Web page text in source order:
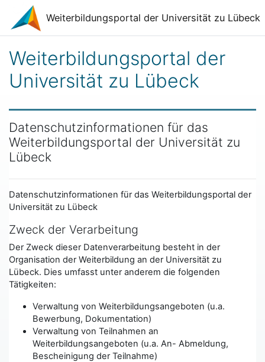
Zum Hauptinhalt
Weiterbildungsportal der Universität zu Lübeck
Weiterbildungsportal der
Universität zu Lübeck
Datenschutzinformationen für das
Weiterbildungsportal der Universität zu
Lübeck
Datenschutzinformationen für das Weiterbildungsportal der
Universität zu Lübeck
Zweck der Verarbeitung
Der Zweck dieser Datenverarbeitung besteht in der
Organisation der Weiterbildung an der Universität zu
Lübeck. Dies umfasst unter anderem die folgenden
Tätigkeiten:
Verwaltung von Weiterbildungsangeboten (u.a.
Bewerbung, Dokumentation)
Verwaltung von Teilnahmen an
Weiterbildungsangeboten (u.a. An- Abmeldung,
Bescheinigung der Teilnahme)